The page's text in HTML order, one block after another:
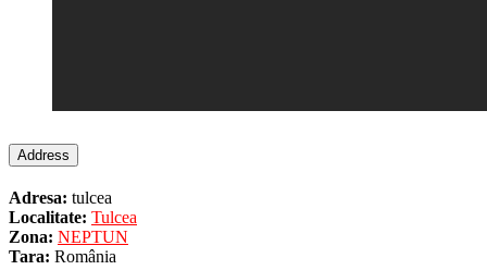
Address
Adresa: tulcea
Localitate: Tulcea
Zona: NEPTUN
Tara: România